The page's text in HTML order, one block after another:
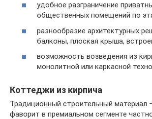
удобное разграничение
общественных помещений по
разнообразие архитектурных
балконы, плоская крыша,
возможность возведения из
монолитной или каркасной
Коттеджи из кирпича
Традиционный строительный материал
фаворит в премиальном сегменте